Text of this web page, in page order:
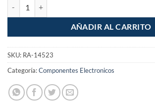
AÑADIR AL CARRITO
SKU: RA-14523
Categoría:Componentes Electronicos